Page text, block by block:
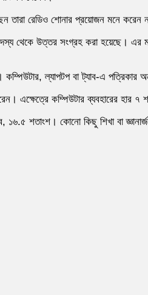
তারা রেডিও শোনার প্রয়োজন মনে
থেকে উত্তর সংগ্রহ করা হয়েছে। এর
ল্যাপটপ বা ট্যাব-এ পত্রিকার
এক্ষেত্রে কম্পিউটার ব্যবহারের হার ৭
শতাংশ। কোনো কিছু শিখা বা